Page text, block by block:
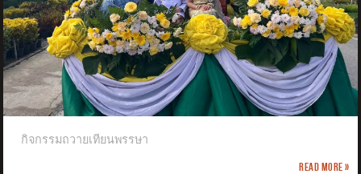
กิจกรรมถวายเทียนพรรษา
Read more »